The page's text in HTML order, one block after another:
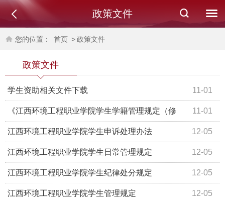
政策文件
您的位置： 首页 >政策文件
政策文件
11-01
学生资助相关文件下载
11-01
《江西环境工程职业学院学生学籍管理规定（修
订）》 12-05
江西环境工程职业学院学生申诉处理办法
12-05
江西环境工程职业学院学生日常管理规定
12-05
江西环境工程职业学院学生纪律处分规定
12-05
江西环境工程职业学院学生管理规定